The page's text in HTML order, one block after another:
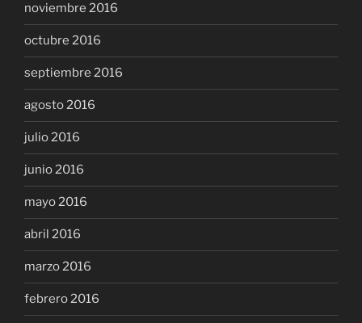
noviembre 2016
octubre 2016
septiembre 2016
agosto 2016
julio 2016
junio 2016
mayo 2016
abril 2016
marzo 2016
febrero 2016